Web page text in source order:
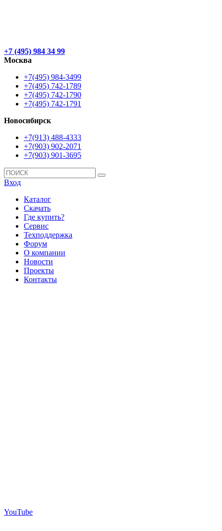
+7 (495) 984 34 99
Москва
+7(495) 984-3499
+7(495) 742-1789
+7(495) 742-1790
+7(495) 742-1791
Новосибирск
+7(913) 488-4333
+7(903) 902-2071
+7(903) 901-3695
Вход
Каталог
Скачать
Где купить?
Сервис
Техподдержка
Форум
О компании
Новости
Проекты
Контакты
YouTube